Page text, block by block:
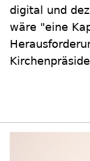
digital und
wäre "eine